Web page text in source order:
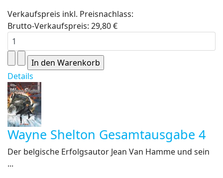
Verkaufspreis inkl. Preisnachlass:
Brutto-Verkaufspreis: 29,80 €
Details
Wayne Shelton Gesamtausgabe 4
Der belgische Erfolgsautor Jean Van Hamme und sein
...